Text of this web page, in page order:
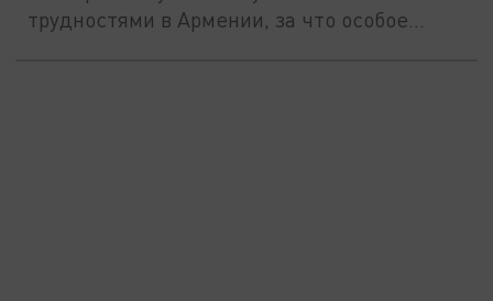
трудностями в Армении, за что особое...